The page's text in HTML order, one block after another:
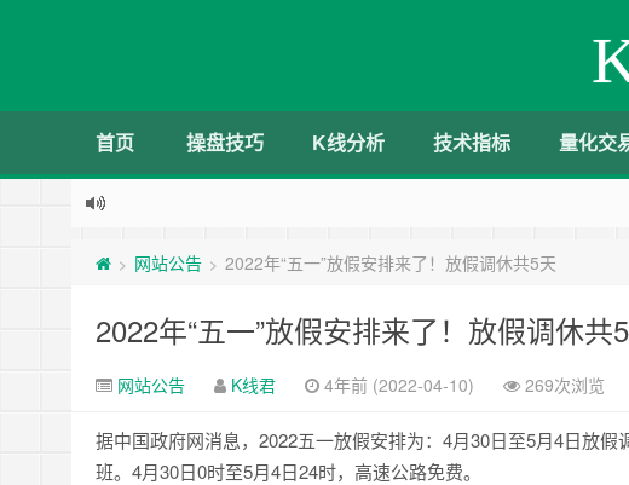
首页 操盘技巧 K线分析 技术指标 量化交
> 网站公告 > 2022年“五一”放假安排来了！放假调休共5天
2022年“五一”放假安排来了！放假调休共
网站公告 K线君 4年前 (2022-04-10) 269次浏览
据中国政府网消息，2022五一放假安排为：4月30日至5月4日放
班。4月30日0时至5月4日24时，高速公路免费。